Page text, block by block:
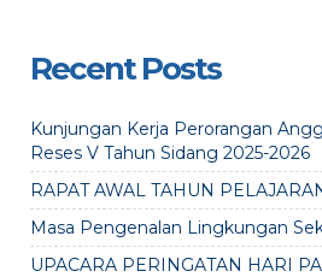
Recent Posts
Kunjungan Kerja Perorangan
Reses V Tahun Sidang 2025-2026
RAPAT AWAL TAHUN
Masa Pengenalan Lingkungan
UPACARA PERINGATAN HARI